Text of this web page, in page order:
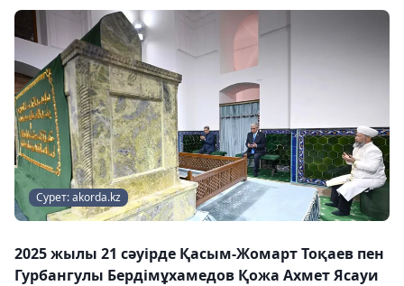
Сурет: akorda.kz
2025 жылы 21 сәуірде Қасым-Жомарт Тоқаев пен
Гурбангулы Бердімұхамедов Қожа Ахмет Ясауи